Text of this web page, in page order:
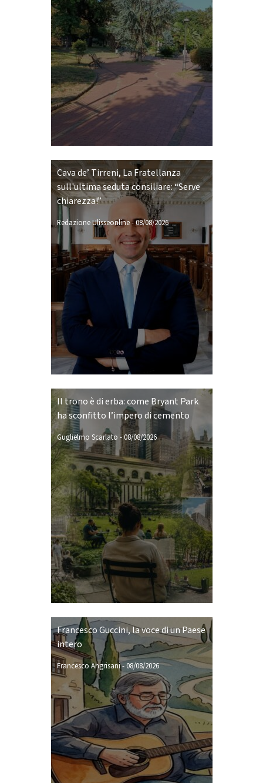
Cava de’ Tirreni, La Fratellanza
sull'ultima seduta consiliare: “Serve
chiarezza!”
Redazione Ulisseonline-08/08/2026
Il trono è di erba: come Bryant Park
ha sconfitto l’impero di cemento
Guglielmo Scarlato -08/08/2026
Francesco Guccini, la voce di un Paese
intero
Francesco Angrisani-08/08/2026